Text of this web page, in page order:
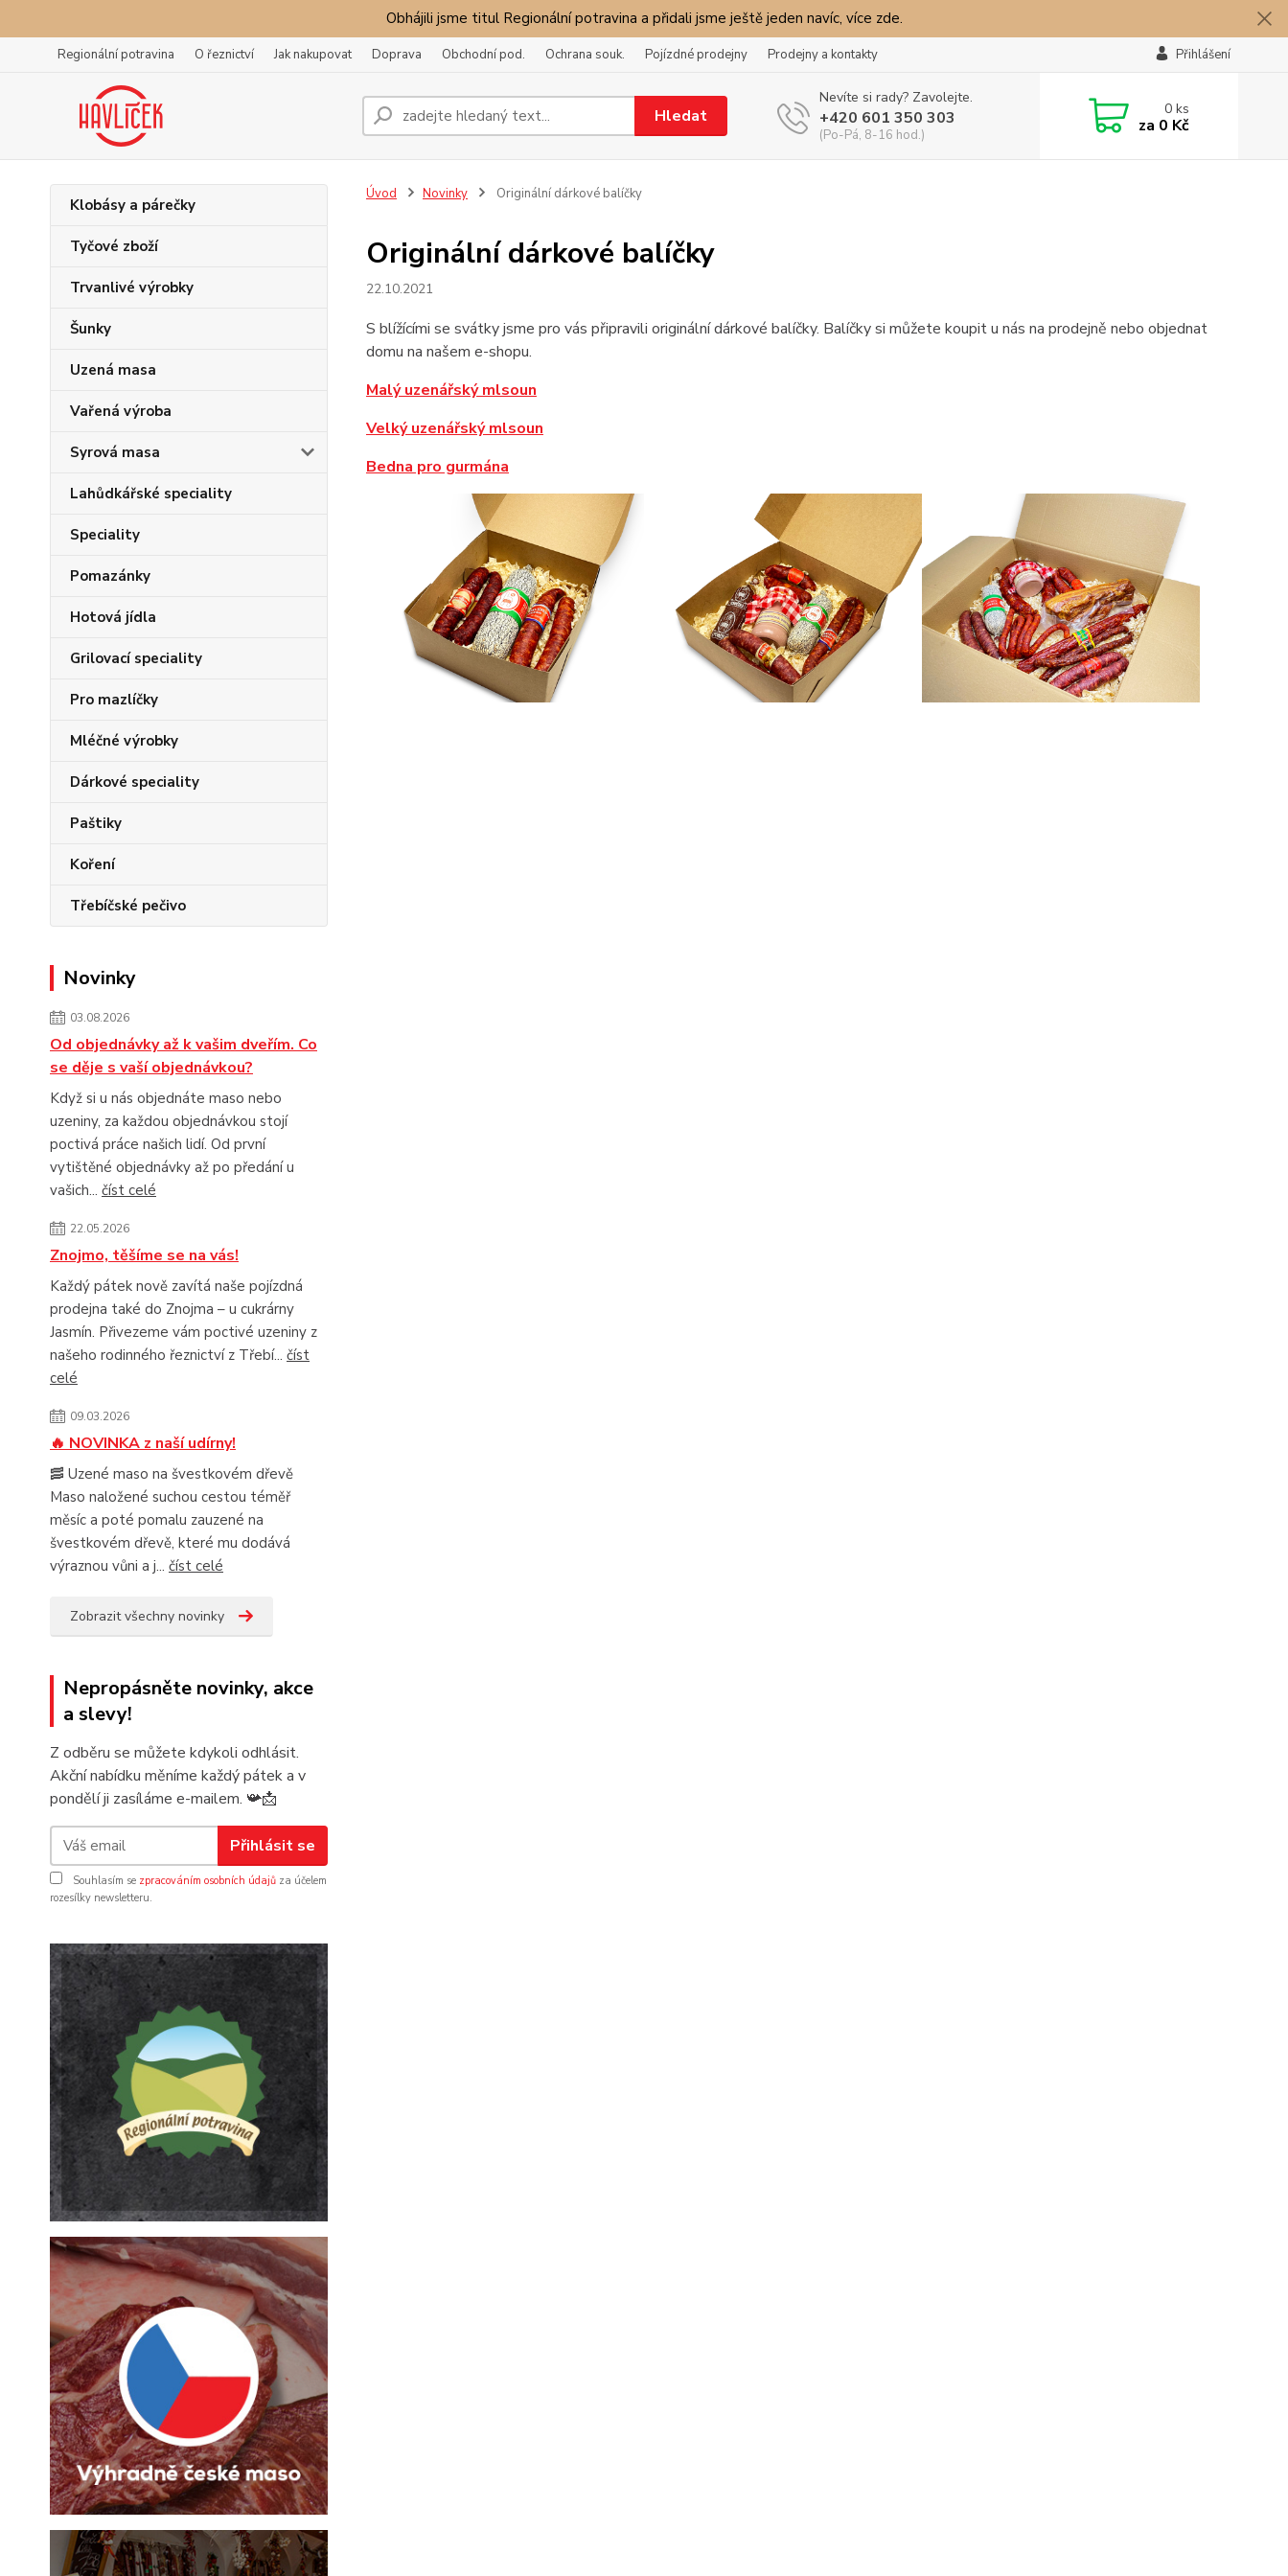
Obhájili jsme titul Regionální potravina a přidali jsme ještě jeden navíc, více zde.
Regionální potravina O řeznictví Jak nakupovat Doprava Obchodní pod. Ochrana souk. Pojízdné prodejny Prodejny a kontakty Přihlášení
Hledat
Nevíte si rady? Zavolejte.
+420 601 350 303
(Po-Pá, 8-16 hod.)
0ks
za 0 Kč
Klobásy a párečky
Tyčové zboží
Trvanlivé výrobky
Šunky
Uzená masa
Vařená výroba
Syrová masa
Lahůdkářské speciality
Speciality
Pomazánky
Hotová jídla
Grilovací speciality
Pro mazlíčky
Mléčné výrobky
Dárkové speciality
Paštiky
Koření
Třebíčské pečivo
Novinky
03.08.2026
Od objednávky až k vašim dveřím. Co
se děje s vaší objednávkou?
Když si u nás objednáte maso nebo
uzeniny, za každou objednávkou stojí
poctivá práce našich lidí. Od první
vytištěné objednávky až po předání u
vašich... číst celé
22.05.2026
Znojmo, těšíme se na vás!
Každý pátek nově zavítá naše pojízdná
prodejna také do Znojma – u cukrárny
Jasmín. Přivezeme vám poctivé uzeniny z
našeho rodinného řeznictví z Třebí... číst
celé
09.03.2026
🔥 NOVINKA z naší udírny!
🥓 Uzené maso na švestkovém dřevě
Maso naložené suchou cestou téměř
měsíc a poté pomalu zauzené na
švestkovém dřevě, které mu dodává
výraznou vůni a j... číst celé
Zobrazit všechny novinky
Nepropásněte novinky, akce
a slevy!
Z odběru se můžete kdykoli odhlásit.
Akční nabídku měníme každý pátek a v
pondělí ji zasíláme e-mailem. 📯📩
Přihlásit se
Souhlasím se zpracováním osobních údajů za účelem
rozesílky newsletteru.
Úvod Novinky Originální dárkové balíčky
Originální dárkové balíčky
22.10.2021
S blížícími se svátky jsme pro vás připravili originální dárkové balíčky. Balíčky si můžete koupit u nás na prodejně nebo objednat
domu na našem e-shopu.
Malý uzenářský mlsoun
Velký uzenářský mlsoun
Bedna pro gurmána